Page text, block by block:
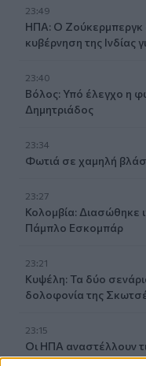
23:49
ΗΠΑ: Ο Ζούκερμπεργκ
κυβέρνηση της Ινδίας
23:40
Βόλος: Υπό έλεγχο η
Δημητριάδος
23:34
Φωτιά σε χαμηλή
23:27
Κολομβία: Διασώθηκε
Πάμπλο Εσκομπάρ
23:21
Κυψέλη: Τα δύο
δολοφονία της
23:15
Οι ΗΠΑ αναστέλλουν
παραγωγό αβοκάντο